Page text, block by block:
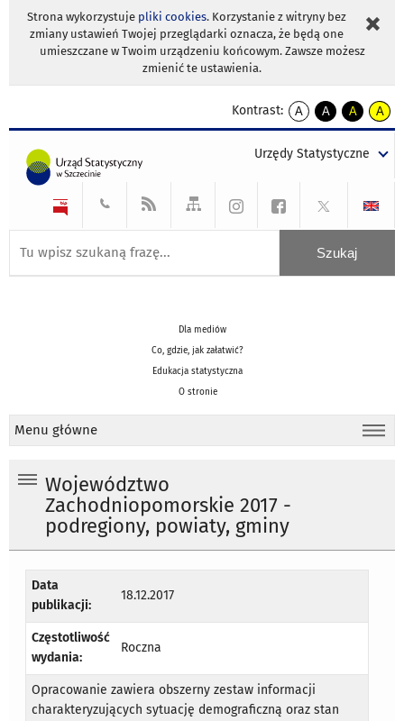
Strona wykorzystuje pliki cookies. Korzystanie z witryny bez
zmiany ustawień Twojej przeglądarki oznacza, że będą one
umieszczane w Twoim urządzeniu końcowym. Zawsze możesz
zmienić te ustawienia.
Kontrast:
A
kontrast
A
kontrast
tekst
czarnym
A
kontrast
tekst
czarnym
A
tekst
żółtym
Urzędy Statystyczne
Dla mediów
Co, gdzie, jak załatwić?
Edukacja statystyczna
O stronie
Menu główne
Województwo
Zachodniopomorskie 2017 -
podregiony, powiaty, gminy
Data
publikacji:
18.12.2017
Częstotliwość
wydania:
Roczna
Opracowanie zawiera obszerny zestaw informacji
charakteryzujących sytuację demograficzną oraz stan